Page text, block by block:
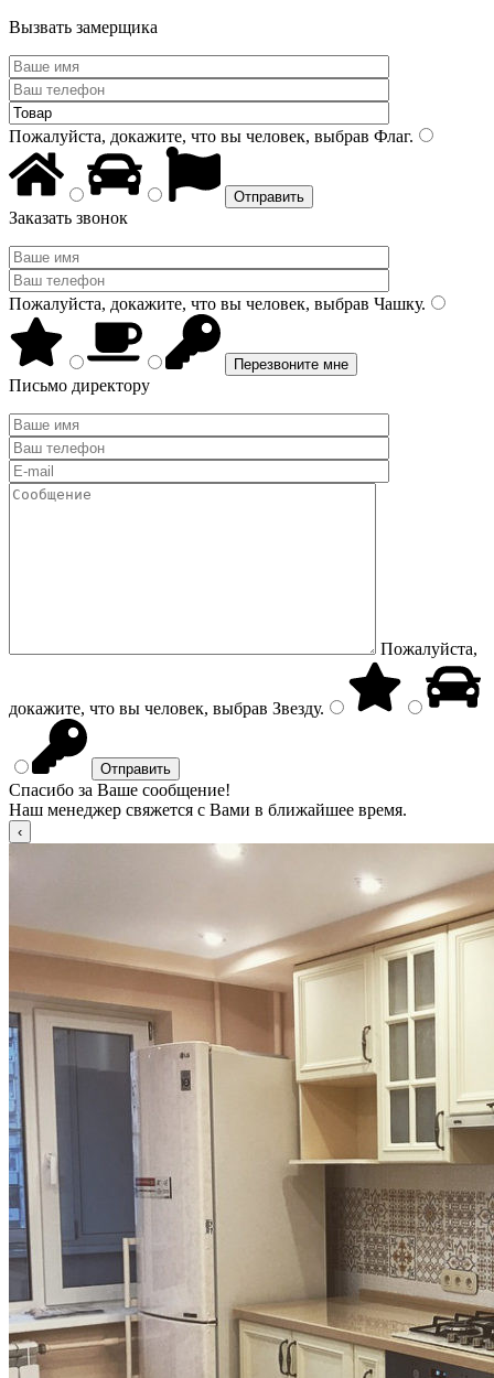
Вызвать замерщика
Пожалуйста, докажите, что вы человек, выбрав Флаг.
Заказать звонок
Пожалуйста, докажите, что вы человек, выбрав Чашку.
Письмо директору
Пожалуйста,
докажите, что вы человек, выбрав Звезду.
Спасибо за Ваше сообщение!
Наш менеджер свяжется с Вами в ближайшее время.